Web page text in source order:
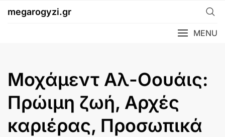
megarogyzi.gr
MENU
Μοχάμεντ Αλ-Οουάις:
Πρώιμη ζωή, Αρχές
καριέρας, Προσωπικά